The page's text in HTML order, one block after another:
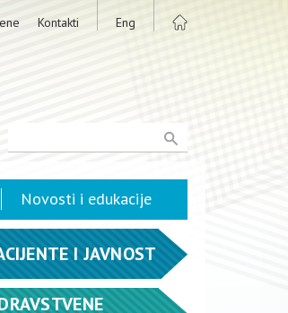
Kontakti Eng
Novosti i edukacije
I JAVNOST